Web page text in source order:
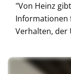
"Von Heinz
Informationen
Verhalten, der